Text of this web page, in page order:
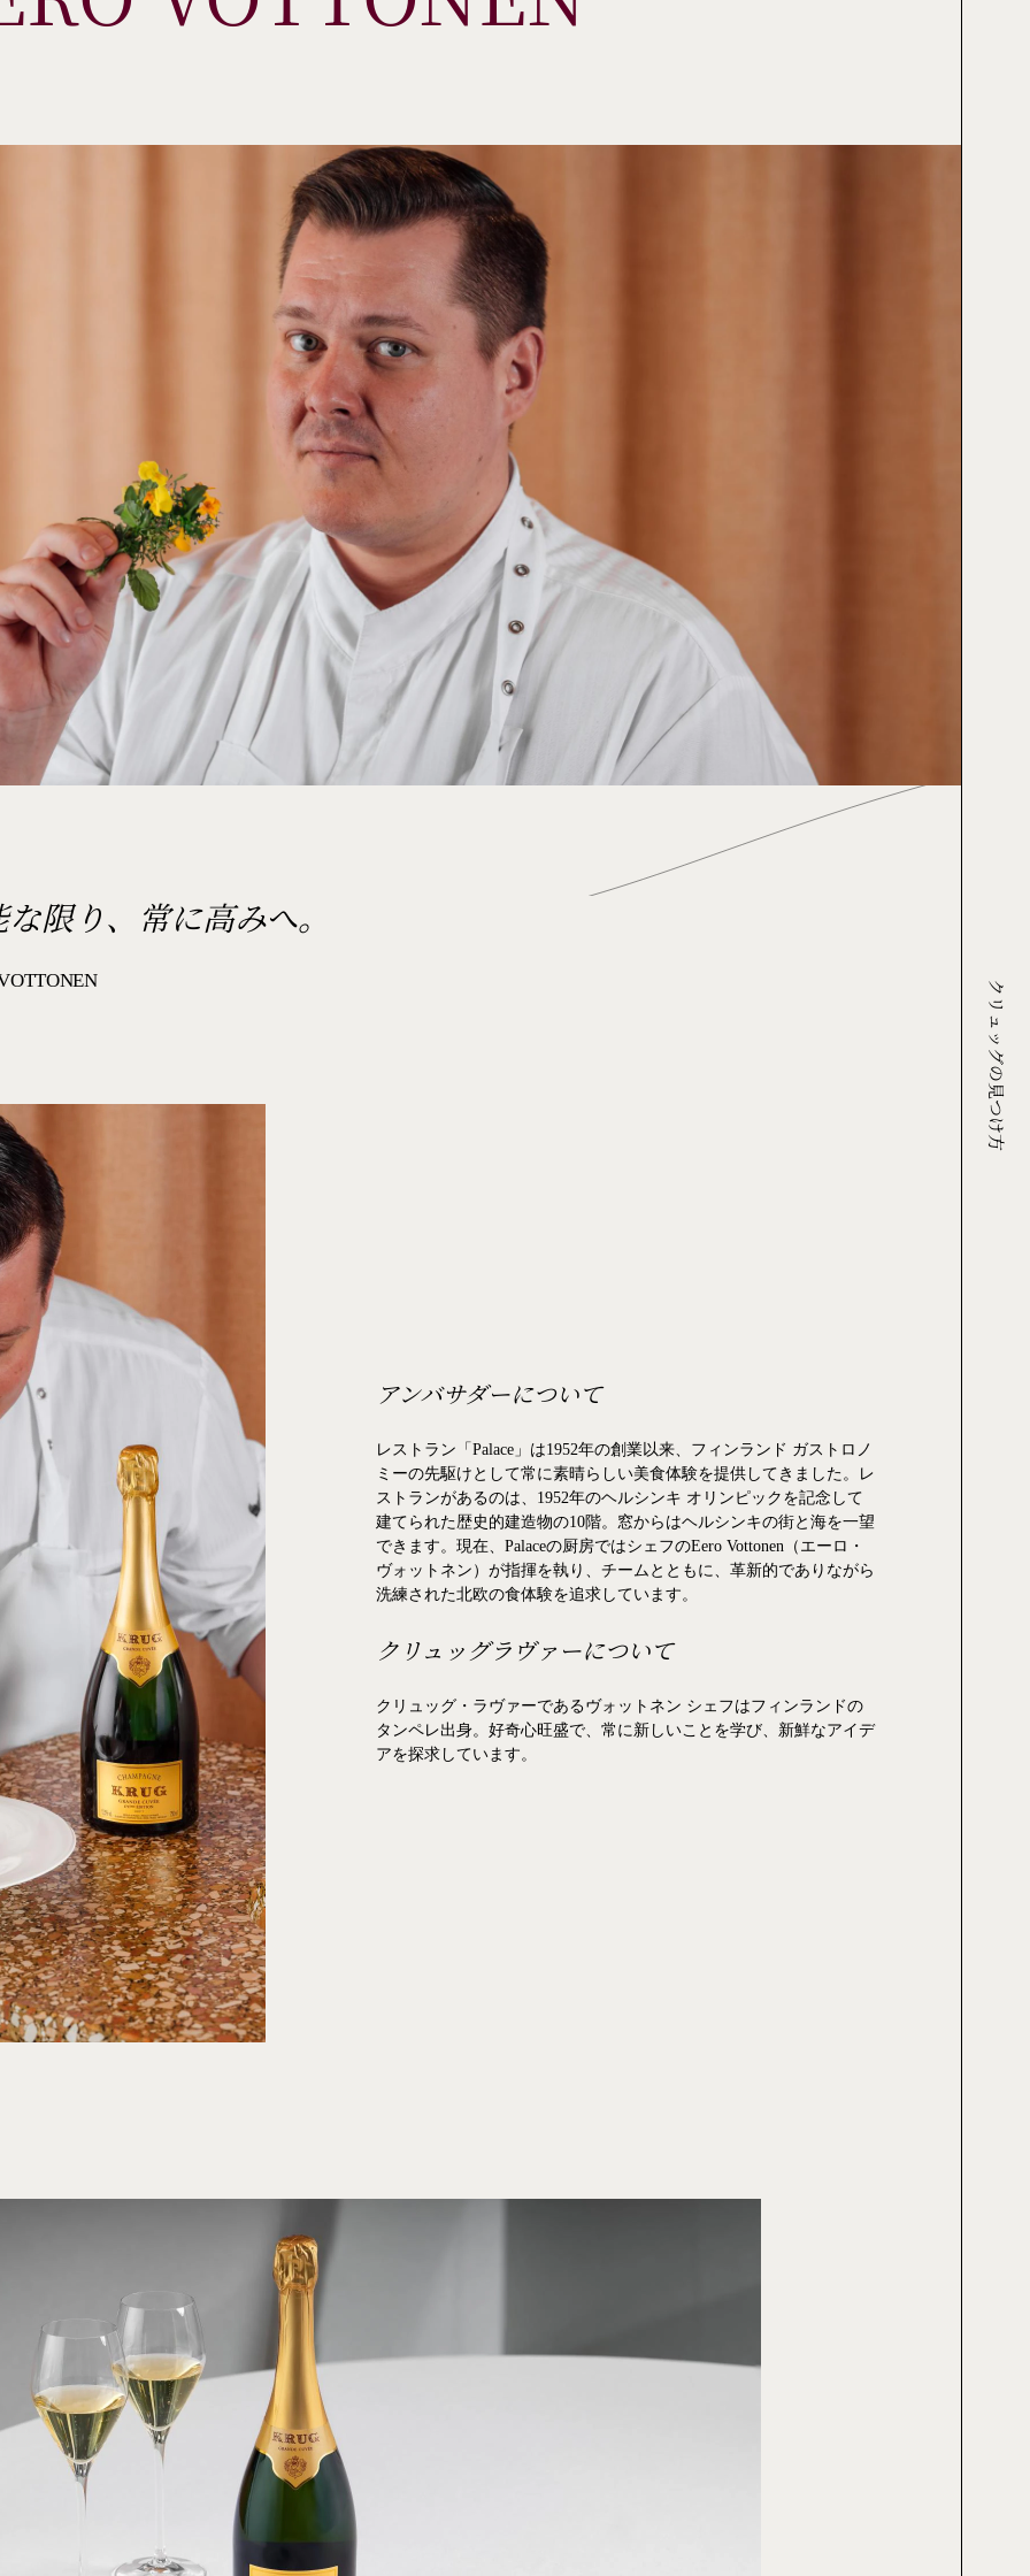
クリュッグの見つけ方
限り、常に高みへ。
アンバサダーについて
レストラン「Palace」は1952年の創業以来、フィンランド ガストロノ
ミーの先駆けとして常に素晴らしい美食体験を提供してきました。レ
ストランがあるのは、1952年のヘルシンキ オリンピックを記念して
建てられた歴史的建造物の10階。窓からはヘルシンキの街と海を一望
できます。現在、Palaceの厨房ではシェフのEero Vottonen（エーロ・
ヴォットネン）が指揮を執り、チームとともに、革新的でありながら
洗練された北欧の食体験を追求しています。
クリュッグラヴァーについて
クリュッグ・ラヴァーであるヴォットネン シェフはフィンランドの
タンペレ出身。好奇心旺盛で、常に新しいことを学び、新鮮なアイデ
アを探求しています。